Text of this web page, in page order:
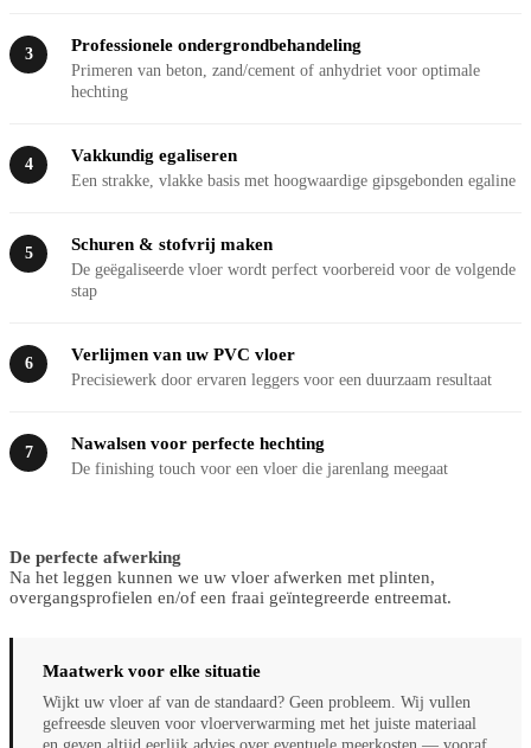
3 Professionele ondergrondbehandeling
Primeren van beton, zand/cement of anhydriet voor optimale
hechting
4 Vakkundig egaliseren
Een strakke, vlakke basis met hoogwaardige gipsgebonden egaline
5 Schuren & stofvrij maken
De geëgaliseerde vloer wordt perfect voorbereid voor de volgende
stap
6 Verlijmen van uw PVC vloer
Precisiewerk door ervaren leggers voor een duurzaam resultaat
7 Nawalsen voor perfecte hechting
De finishing touch voor een vloer die jarenlang meegaat
De perfecte afwerking
Na het leggen kunnen we uw vloer afwerken met plinten,
overgangsprofielen en/of een fraai geïntegreerde entreemat.
Maatwerk voor elke situatie
Wijkt uw vloer af van de standaard? Geen probleem. Wij vullen
gefreesde sleuven voor vloerverwarming met het juiste materiaal